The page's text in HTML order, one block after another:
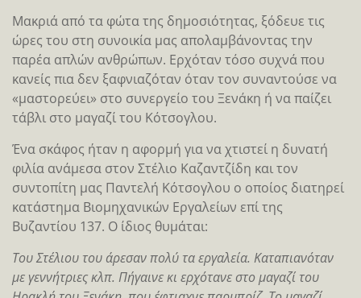
Μακριά από τα φώτα της δημοσιότητας, ξόδευε τις
ώρες του στη συνοικία μας απολαμβάνοντας την
παρέα απλών ανθρώπων. Ερχόταν τόσο συχνά που
κανείς πια δεν ξαφνιαζόταν όταν τον συναντούσε να
«μαστορεύει» στο συνεργείο του Ξενάκη ή να παίζει
τάβλι στο μαγαζί του Κότσογλου.
Ένα σκάφος ήταν η αφορμή για να χτιστεί η δυνατή
φιλία ανάμεσα στον Στέλιο Καζαντζίδη και τον
συντοπίτη μας Παντελή Κότσογλου ο οποίος διατηρεί
κατάστημα Βιομηχανικών Εργαλείων επί της
Βυζαντίου 137. Ο ίδιος θυμάται:
Του Στέλιου του άρεσαν πολύ τα εργαλεία. Καταπιανόταν
με γεννήτριες κλπ. Πήγαινε κι ερχότανε στο μαγαζί του